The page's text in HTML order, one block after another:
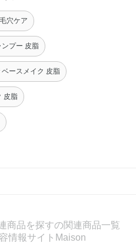
穴ケア
ンプー 皮脂
ベースメイク 皮脂
皮脂
商品を探すの関連商品一覧
情報サイトMaison